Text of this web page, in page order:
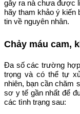
gây ra nà chưa được
hãy tham khảo ý kiến
tin về nguyên nhân.
Chảy máu cam,
Đa số các trường
trọng và có thể tự
nhiên, bạn cần chăm
sơ y tế gần nhất để
các tình trạng sau: